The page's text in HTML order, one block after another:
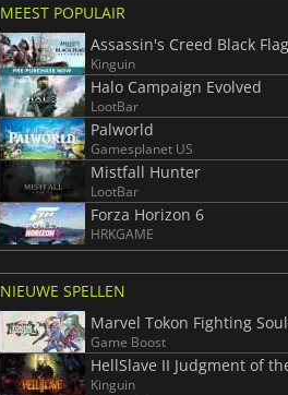
MEEST POPULAIR
Kinguin
Halo Campaign Evolved
LootBar
Palworld
Gamesplanet US
Mistfall Hunter
LootBar
Forza Horizon 6
HRKGAME
NIEUWE SPELLEN
Marvel Tokon Fighting
Game Boost
HellSlave II Judgment of
Kinguin